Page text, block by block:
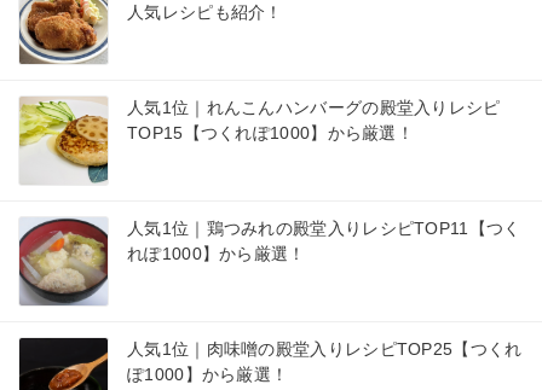
人気レシピも紹介！
人気1位｜れんこんハンバーグの殿堂入りレシピ
TOP15【つくれぽ1000】から厳選！
人気1位｜鶏つみれの殿堂入りレシピTOP11【つく
れぽ1000】から厳選！
人気1位｜肉味噌の殿堂入りレシピTOP25【つくれ
ぽ1000】から厳選！